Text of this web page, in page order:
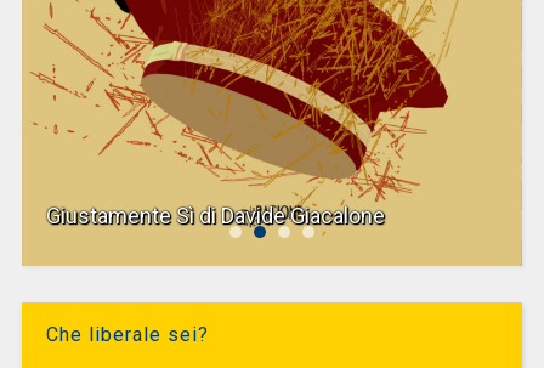
Giustamente Sì di Davide Giacalone
Che liberale sei?